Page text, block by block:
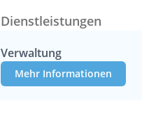
Dienstleistungen
Verwaltung
Mehr Informationen